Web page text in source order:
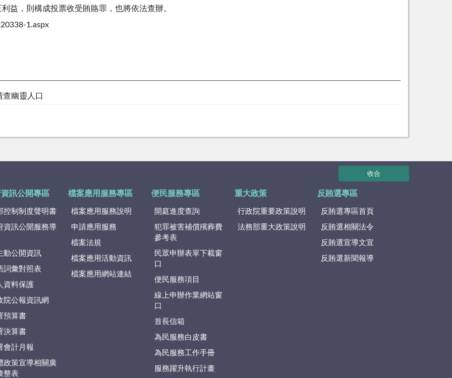
益，則構成投票收受賄賂罪，也將依法查辦。
1.aspx
幽靈人口
收合
訊公開專區
控制制度聲明書
資訊公開服務導
動公開資訊
詞彙對照表
資料保護
院公報資訊網
預算書
決算書
會計月報
政策宣導相關廣
整表
檔案應用服務專區
檔案應用服務說明
申請應用服務
檔案法規
檔案應用活動資訊
檔案應用網站連結
便民服務專區
開庭進度查詢
犯罪被害補償殯葬費
參考表
民眾申辦表單下載窗
口
便民服務項目
線上申辦作業網站窗
口
首長信箱
為民服務白皮書
為民服務工作手冊
服務躍升執行計畫
重大政策
行政院重要政策說明
法務部重大政策說明
反賄選專區
反賄選專區首頁
反賄選相關法令
反賄選宣導文宣
反賄選新聞報導